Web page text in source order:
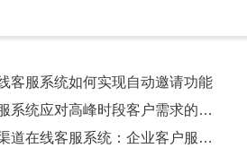
客服系统如何实现自动邀请功能
系统应对高峰时段客户需求的有效策略
道在线客服系统：企业客户服务的未来